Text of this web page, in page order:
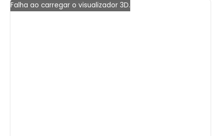
Falha ao carregar o visualizador 3D.